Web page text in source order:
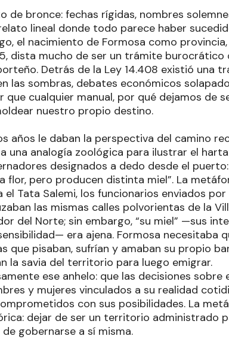
de bronce: fechas rígidas, nombres
lineal donde todo parece haber
el nacimiento de Formosa como provincia,
dista mucho de ser un trámite
Detrás de la Ley 14.408 existió una
las sombras, debates económicos
cualquier manual, por qué dejamos de
nuestro propio destino.
años le daban la perspectiva del camino
una analogía zoológica para ilustrar el
designados a dedo desde el puerto:
flor, pero producen distinta miel”. La
Tata Salemi, los funcionarios enviados
las mismas calles polvorientas de la
del Norte; sin embargo, “su miel” —sus
era ajena. Formosa necesitaba
que pisaban, sufrían y amaban su propio
la savia del territorio para luego emigrar.
ese anhelo: que las decisiones sobre
y mujeres vinculados a su realidad
con sus posibilidades. La
dejar de ser un territorio administrado
gobernarse a sí misma.